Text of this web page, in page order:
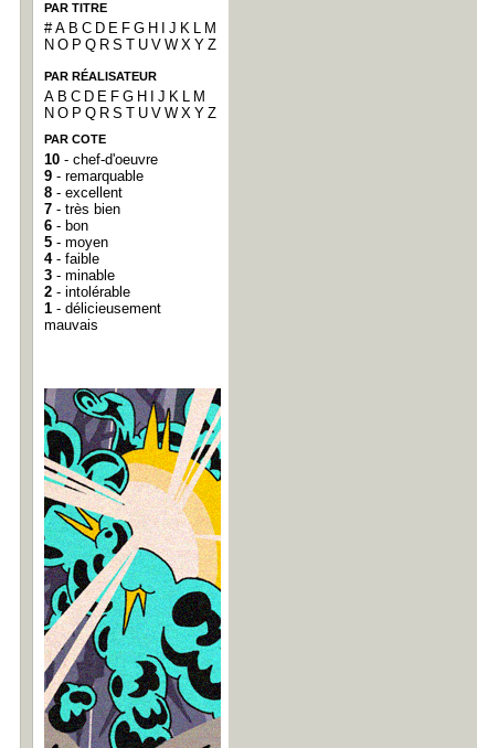
PAR TITRE
# A B C D E F G H J K L M
N O P Q R S T U V W X Y Z
PAR RÉALISATEUR
A B C D E F G H J K L M
N O P Q R S T U V W X Y Z
PAR COTE
10 - chef-d'oeuvre
9 - remarquable
8 - excellent
7 - très bien
6 - bon
5 - moyen
4- faible
3 - minable
2 - intolérable
1 - délicieusement
mauvais